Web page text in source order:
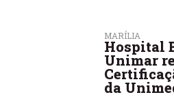
MARÍLIA
Hospital
Unimar
da